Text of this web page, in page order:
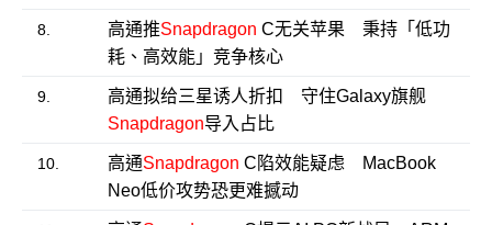
8. 高通推Snapdragon C无关苹果 秉持「低功
耗、高效能」竞争核心
9.
高通拟给三星诱人折扣 守住Galaxy旗舰
Snapdragon导入占比
10. 高通Snapdragon C陷效能疑虑 MacBook
Neo低价攻势恐更难撼动